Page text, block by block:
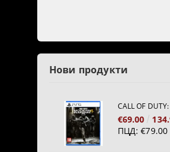
Нови продукти
€69.00
ПЦД: €79.00